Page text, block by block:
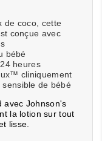
de coco, cette
conçue avec
bébé
heures
cliniquement
de bébé
avec Johnson's
la lotion sur tout
lisse.